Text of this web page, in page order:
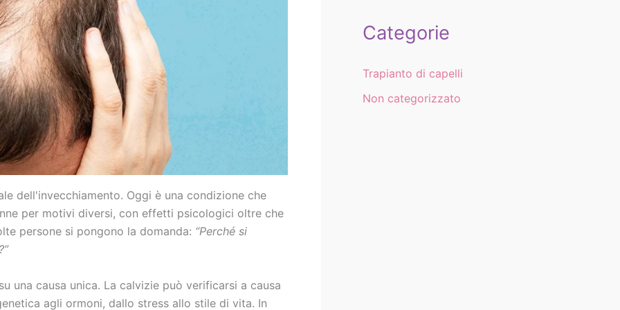
dell'invecchiamento. Oggi è una condizione che
per motivi diversi, con effetti psicologici oltre che
persone si pongono la domanda: “Perché si
una causa unica. La calvizie può verificarsi a causa
agli ormoni, dallo stress allo stile di vita. In
Categorie
Trapianto di capelli
Non categorizzato